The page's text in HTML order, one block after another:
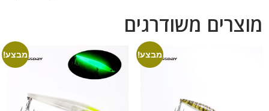
מוצרים משודרגים
מבצע! מבצע!